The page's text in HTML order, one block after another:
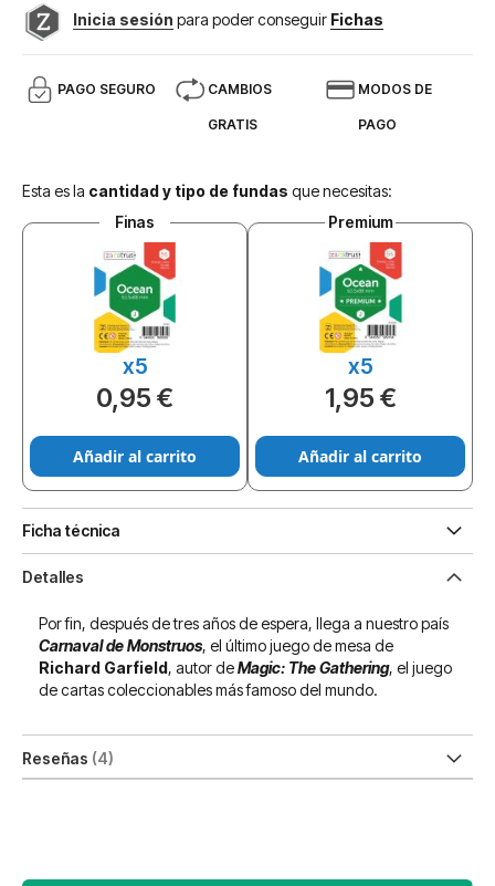
Inicia sesión para poder conseguir Fichas
PAGO SEGURO CAMBIOS
GRATIS
MODOS DE
PAGO
Esta es la cantidad y tipo de fundas que necesitas:
Finas
x5
0,95 €
Añadir al carrito
Premium
x5
1,95 €
Añadir al carrito
Ficha técnica
Detalles
Por fin, después de tres años de espera, llega a nuestro país
Carnaval de Monstruos, el último juego de mesa de
Richard Garfield, autor deMagic: The Gathering, el juego
de cartas coleccionables más famoso del mundo.
Reseñas 4